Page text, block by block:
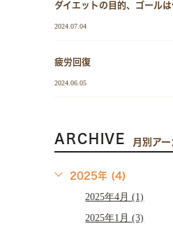
ダイエットの目的、ゴールは
2024.07.04
疲労回復
2024.06.05
ARCHIVE 月別ア
2025年 (4)
2025年4月 (1)
2025年1月 (3)